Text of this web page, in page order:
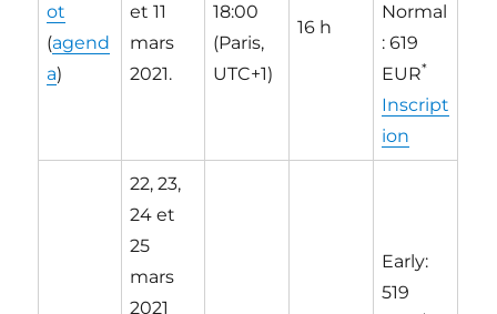
ot
(agend
a)
et 11
mars
2021.
18:00
(Paris,
UTC+1)
16 h
Normal
: 619
EUR*
Inscript
ion
22, 23,
24 et
25
mars
2021
Early:
519